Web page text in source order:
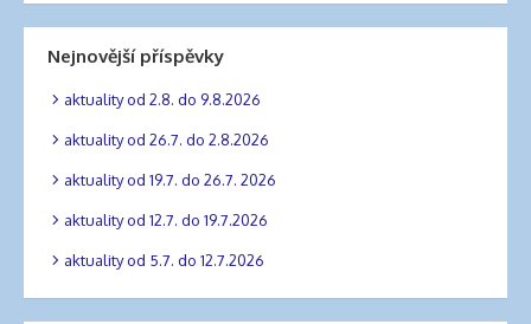
Nejnovější příspěvky
aktuality od 2.8. do 9.8.2026
aktuality od 26.7. do 2.8.2026
aktuality od 19.7. do 26.7. 2026
aktuality od 12.7. do 19.7.2026
aktuality od 5.7. do 12.7.2026